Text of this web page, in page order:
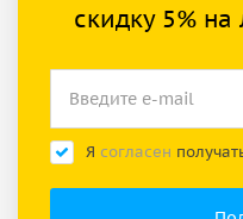
скидку 5%
Я согласен